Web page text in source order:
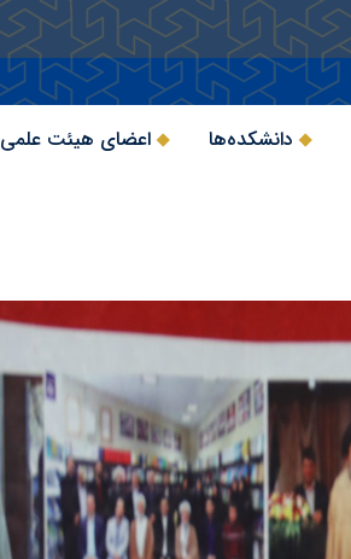
دانشکده‌ها اعضای هیئت علمی